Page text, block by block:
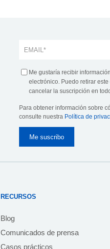
Me gustaría recibir
electrónico. Puedo retirar
cancelar la suscripción en
Para obtener información sobre
consulte nuestra Política de
RECURSOS
Blog
Comunicados de prensa
Casos prácticos